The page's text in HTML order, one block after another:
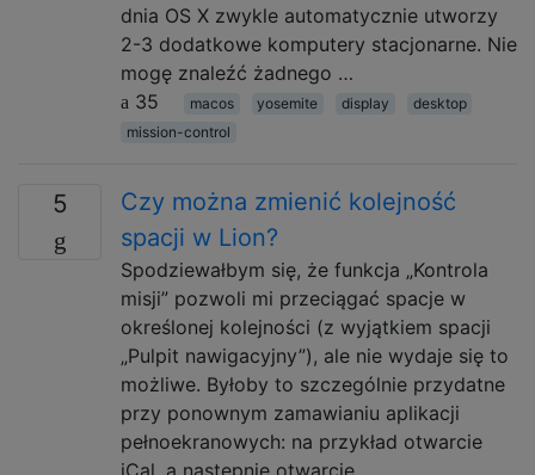
dnia OS X zwykle automatycznie utworzy
2-3 dodatkowe komputery stacjonarne. Nie
mogę znaleźć żadnego …
35
macos yosemite display
desktop
mission-control
5
Czy można zmienić kolejność
spacji w Lion?
Spodziewałbym się, że funkcja „Kontrola
misji” pozwoli mi przeciągać spacje w
określonej kolejności (z wyjątkiem spacji
„Pulpit nawigacyjny”), ale nie wydaje się to
możliwe. Byłoby to szczególnie przydatne
przy ponownym zamawianiu aplikacji
pełnoekranowych: na przykład otwarcie
iCal, a następnie otwarcie